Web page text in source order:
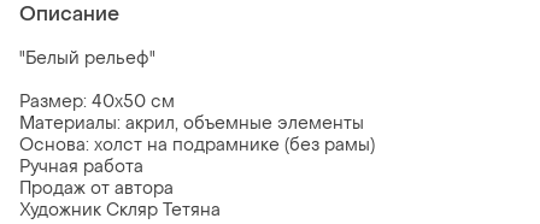
Описание
"Белый рельеф"
Размер: 40x50 см
Материалы: акрил, объемные элементы
Основа: холст на подрамнике (без рамы)
Ручная работа
Продаж от автора
Художник Скляр Тетяна